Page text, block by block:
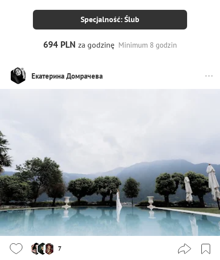
Specjalność: Ślub
694 PLN za godzinę Minimum 8 godzin
Екатерина Домрачева
7